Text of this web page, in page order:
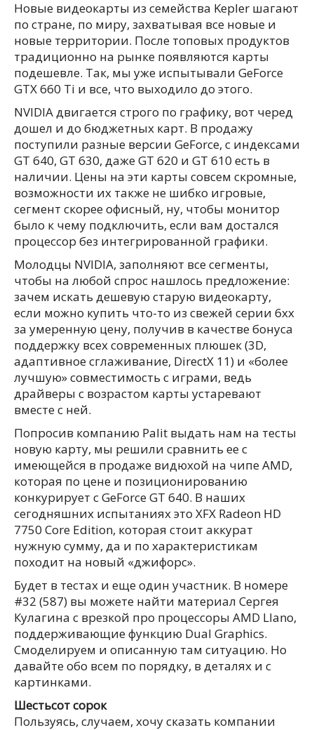
Новые видеокарты из семейства Kepler шагают
по стране, по миру, захватывая все новые и
новые территории. После топовых продуктов
традиционно на рынке появляются карты
подешевле. Так, мы уже испытывали GeForce
GTX 660 Ti и все, что выходило до этого.
NVIDIA двигается строго по графику, вот черед
дошел и до бюджетных карт. В продажу
поступили разные версии GeForce, с индексами
GT 640, GT 630, даже GT 620 и GT 610 есть в
наличии. Цены на эти карты совсем скромные,
возможности их также не шибко игровые,
сегмент скорее офисный, ну, чтобы монитор
было к чему подключить, если вам достался
процессор без интегрированной графики.
Молодцы NVIDIA, заполняют все сегменты,
чтобы на любой спрос нашлось предложение:
зачем искать дешевую старую видеокарту,
если можно купить что-то из свежей серии 6xx
за умеренную цену, получив в качестве бонуса
поддержку всех современных плюшек (3D,
адаптивное сглаживание, DirectX 11) и «более
лучшую» совместимость с играми, ведь
драйверы с возрастом карты устаревают
вместе с ней.
Попросив компанию Palit выдать нам на тесты
новую карту, мы решили сравнить ее с
имеющейся в продаже видюхой на чипе AMD,
которая по цене и позиционированию
конкурирует с GeForce GT 640. В наших
сегодняшних испытаниях это XFX Radeon HD
7750 Core Edition, которая стоит аккурат
нужную сумму, да и по характеристикам
походит на новый «джифорс».
Будет в тестах и еще один участник. В номере
#32 (587) вы можете найти материал Сергея
Кулагина с врезкой про процессоры AMD Llano,
поддерживающие функцию Dual Graphics.
Смоделируем и описанную там ситуацию. Но
давайте обо всем по порядку, в деталях и с
картинками.
Шестьсот сорок
Пользуясь, случаем, хочу сказать компании